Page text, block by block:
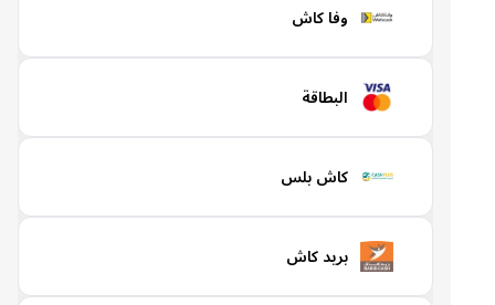
وفا كاش
البطاقة
كاش بلس
بريد كاش